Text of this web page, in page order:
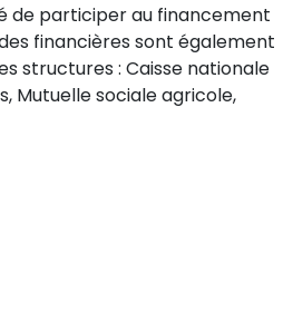
de participer au financement
financières sont également
structures : Caisse nationale
Mutuelle sociale agricole,